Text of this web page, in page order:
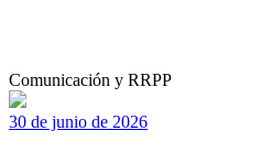
Comunicación y RRPP
30 de junio de 2026